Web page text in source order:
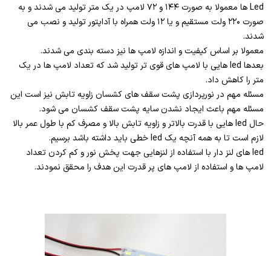
Led ها معمولا به صورت ۱۴۴ و ۷۲ لامپ در یک متر تولید می شدند و به
صورت ۲۲۰ ولت مستقیم و یا ۱۲ ولت همراه با آداپتور تولید و نصب می
شدند.
معمولا بر اساس کیفیت و اندازه لامپ ها نیز دسته بندی می شدند.
بعدها led هایی با لامپ های قوی تر تولید شد که تعداد لامپ ها در یک
متر را کاهش داد.
مسئله مهم در نورپردازی پشت سقف های کشسان زاویه تابش نیز است این
مسئله مهم باعث ایجاد نشدن سایه پشت سقف کشسان می شود.
حال led هایی با قدرت بالاتر و زاویه تابش بالا و مصرف کم با طول عمر بالا
لازم است تا به همه آنچه یک led خطی باید داشته باشد برسیم.
led های لنز دار با استفاده از لنزهایی جهت پخش نور و کم کردن تعداد
لامپ ها و استفاده از لامپ های پر قدرت این هدف را محقق نمودند.